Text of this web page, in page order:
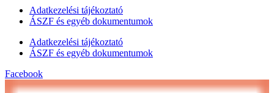
Adatkezelési tájékoztató
ÁSZF és egyéb dokumentumok
Adatkezelési tájékoztató
ÁSZF és egyéb dokumentumok
Facebook